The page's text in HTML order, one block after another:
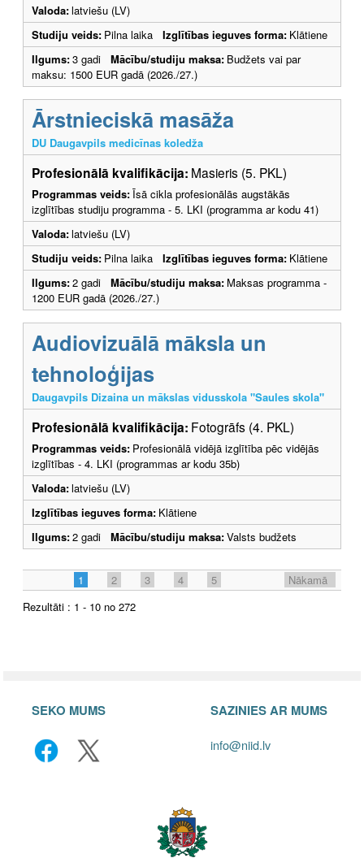
Valoda:latviešu (LV)
Studiju veids: Pilna laika Izglītības ieguves forma: Klātiene
Ilgums:3 gadi Mācību/studiju maksa: Budžets vai par
maksu: 1500 EUR gadā (2026./27.)
Ārstnieciskā masāža
DU Daugavpils medicīnas koledža
Profesionālā kvalifikācija: Masieris (5. PKL)
Programmas veids:Īsā cikla profesionālās augstākās
izglītības studiju programma - 5. LKI (programma ar kodu 41)
Valoda:latviešu (LV)
Studiju veids: Pilna laika Izglītības ieguves forma: Klātiene
Ilgums:2 gadi Mācību/studiju maksa: Maksas programma -
1200 EUR gadā (2026./27.)
Audiovizuālā māksla un
tehnoloģijas
Daugavpils Dizaina un mākslas vidusskola "Saules skola"
Profesionālā kvalifikācija: Fotogrāfs (4. PKL)
Programmas veids: Profesionālā vidējā izglītība pēc vidējās
izglītības - 4. LKI (programmas ar kodu 35b)
Valoda:latviešu (LV)
Izglītības ieguves forma: Klātiene
Ilgums:2 gadi Mācību/studiju maksa:Valsts budžets
1 2 3 4 5
Nākamā
Rezultāti : 1 - 10 no 272
SEKO MUMS SAZINIES AR MUMS
info@niid.lv